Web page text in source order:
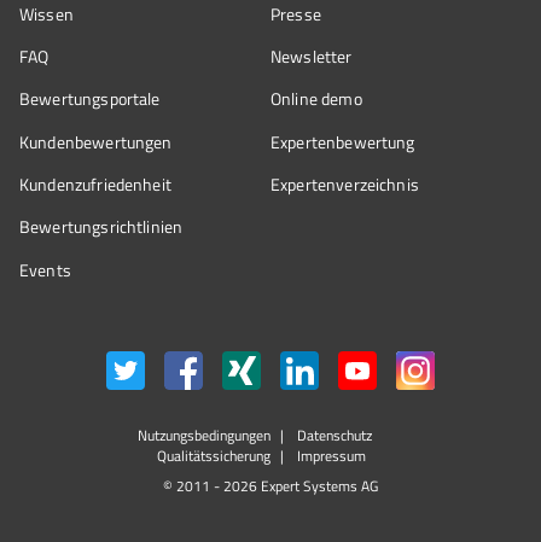
Wissen
FAQ
Bewertungsportale
Kundenbewertungen
Kundenzufriedenheit
Bewertungs­richtlinien
Events
Presse
Newsletter
Online demo
Expertenbewertung
Expertenverzeichnis
Nutzungsbedingungen
Datenschutz
Qualitätssicherung
Impressum
© 2011 - 2026 Expert Systems AG